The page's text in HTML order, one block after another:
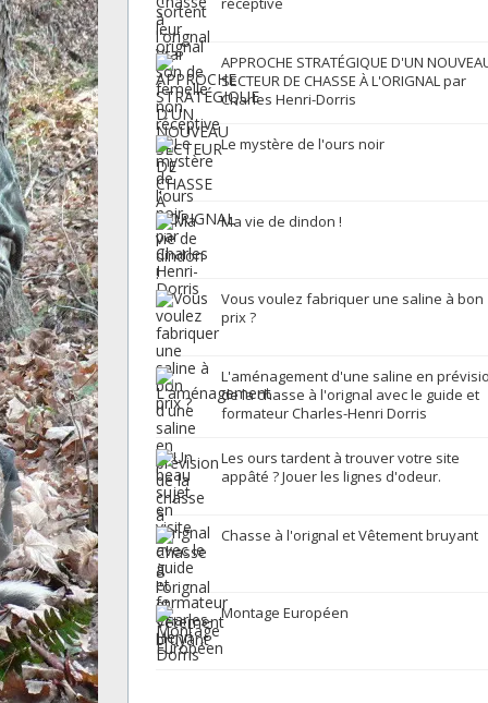
APPROCHE STRATÉGIQUE D'UN
SECTEUR DE CHASSE À L'ORIGNAL par
Charles Henri-Dorris
Le mystère de l'ours noir
Ma vie de dindon !
Vous voulez fabriquer une saline à bon
prix ?
L'aménagement d'une saline en
de la chasse à l'orignal avec le guide et
formateur Charles-Henri Dorris
Les ours tardent à trouver votre site
appâté ? Jouer les lignes d'odeur.
Chasse à l'orignal et Vêtement bruyant
Montage Européen